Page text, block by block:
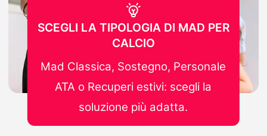
SCEGLI LA TIPOLOGIA DI MAD PER
CALCIO
Mad Classica, Sostegno, Personale
ATA o Recuperi estivi: scegli la
soluzione più adatta.